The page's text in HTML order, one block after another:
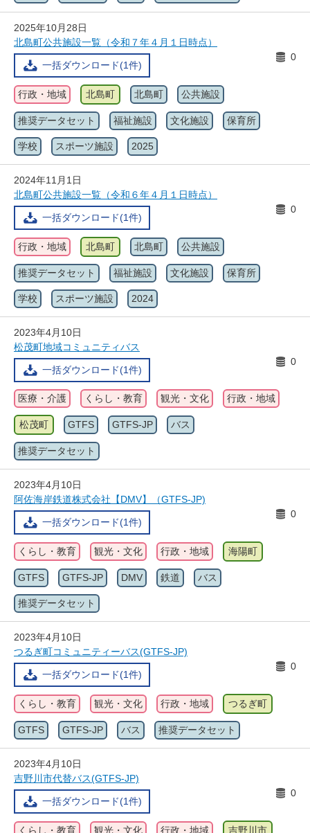
2025年10月28日
北島町公共施設一覧（令和７年４月１日時点）
一括ダウンロード(1件)
0
行政・地域 北島町 北島町 公共施設
推奨データセット 福祉施設 文化施設 保育所
学校 スポーツ施設 2025
2024年11月1日
北島町公共施設一覧（令和６年４月１日時点）
一括ダウンロード(1件)
0
行政・地域 北島町 北島町 公共施設
推奨データセット 福祉施設 文化施設 保育所
学校 スポーツ施設 2024
2023年4月10日
松茂町地域コミュニティバス
一括ダウンロード(1件)
0
医療・介護 くらし・教育 観光・文化 行政・地域
松茂町 GTFS GTFS-JP バス
推奨データセット
2023年4月10日
阿佐海岸鉄道株式会社【DMV】（GTFS-JP)
一括ダウンロード(1件)
0
くらし・教育 観光・文化 行政・地域 海陽町
GTFS GTFS-JP DMV 鉄道 バス
推奨データセット
2023年4月10日
つるぎ町コミュニティーバス(GTFS-JP)
一括ダウンロード(1件)
0
くらし・教育 観光・文化 行政・地域 つるぎ町
GTFS GTFS-JP バス 推奨データセット
2023年4月10日
吉野川市代替バス(GTFS-JP)
一括ダウンロード(1件)
0
くらし・教育 観光・文化 行政・地域 吉野川市